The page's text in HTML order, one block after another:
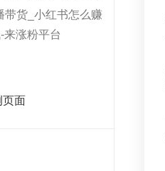
带货_小红书怎么赚
来涨粉平台
页面